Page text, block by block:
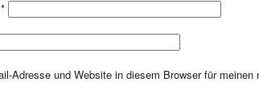
*
Adresse und Website in diesem Browser für meinen